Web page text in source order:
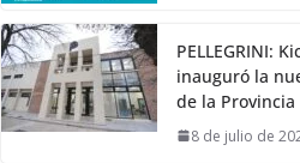
PELLEGRINI:
inauguró la
de la Provincia
8 de julio de